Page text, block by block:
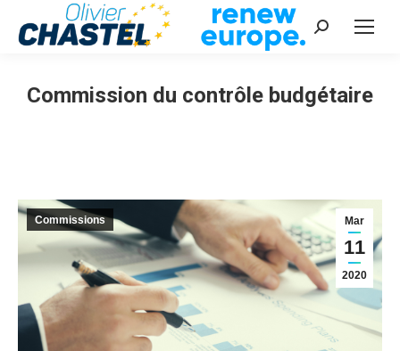
Recherche
Commission du contrôle budgétaire
Mar
11
2020
Commissions